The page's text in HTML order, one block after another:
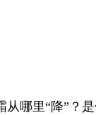
哪里“降”？